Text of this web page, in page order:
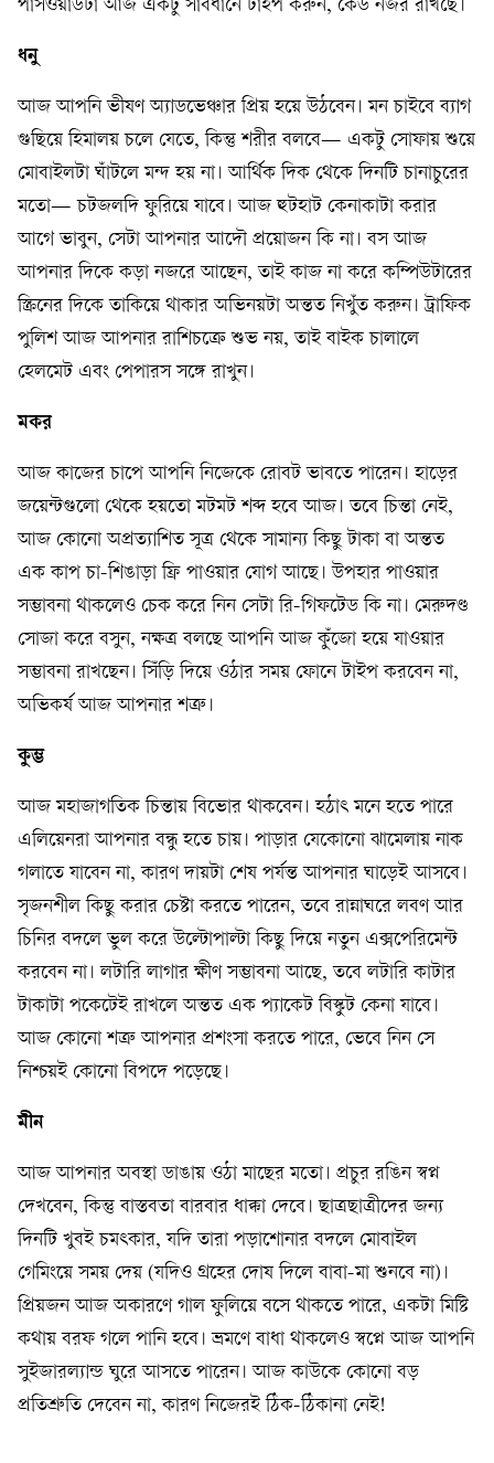
পাসওয়ার্ডটা আজ একটু সাবধানে টাইপ করুন, কেউ নজর রাখছে।
ধনু
আজ আপনি ভীষণ অ্যাডভেঞ্চার প্রিয় হয়ে উঠবেন। মন চাইবে ব্যাগ
গুছিয়ে হিমালয় চলে যেতে, কিন্তু শরীর বলবে— একটু সোফায় শুয়ে
মোবাইলটা ঘাঁটলে মন্দ হয় না। আর্থিক দিক থেকে দিনটি চানাচুরের
মতো— চটজলদি ফুরিয়ে যাবে। আজ হুটহাট কেনাকাটা করার
আগে ভাবুন, সেটা আপনার আদৌ প্রয়োজন কি না। বস আজ
আপনার দিকে কড়া নজরে আছেন, তাই কাজ না করে কম্পিউটারের
স্ক্রিনের দিকে তাকিয়ে থাকার অভিনয়টা অন্তত নিখুঁত করুন। ট্রাফিক
পুলিশ আজ আপনার রাশিচক্রে শুভ নয়, তাই বাইক চালালে
হেলমেট এবং পেপারস সঙ্গে রাখুন।
মকর
আজ কাজের চাপে আপনি নিজেকে রোবট ভাবতে পারেন। হাড়ের
জয়েন্টগুলো থেকে হয়তো মটমট শব্দ হবে আজ। তবে চিন্তা নেই,
আজ কোনো অপ্রত্যাশিত সূত্র থেকে সামান্য কিছু টাকা বা অন্তত
এক কাপ চা-শিঙাড়া ফ্রি পাওয়ার যোগ আছে। উপহার পাওয়ার
সম্ভাবনা থাকলেও চেক করে নিন সেটা রি-গিফটেড কি না। মেরুদণ্ড
সোজা করে বসুন, নক্ষত্র বলছে আপনি আজ কুঁজো হয়ে যাওয়ার
সম্ভাবনা রাখছেন। সিঁড়ি দিয়ে ওঠার সময় ফোনে টাইপ করবেন না,
অভিকর্ষ আজ আপনার শত্রু।
কুম্ভ
আজ মহাজাগতিক চিন্তায় বিভোর থাকবেন। হঠাৎ মনে হতে পারে
এলিয়েনরা আপনার বন্ধু হতে চায়। পাড়ার যেকোনো ঝামেলায় নাক
গলাতে যাবেন না, কারণ দায়টা শেষ পর্যন্ত আপনার ঘাড়েই আসবে।
সৃজনশীল কিছু করার চেষ্টা করতে পারেন, তবে রান্নাঘরে লবণ আর
চিনির বদলে ভুল করে উল্টোপাল্টা কিছু দিয়ে নতুন এক্সপেরিমেন্ট
করবেন না। লটারি লাগার ক্ষীণ সম্ভাবনা আছে, তবে লটারি কাটার
টাকাটা পকেটেই রাখলে অন্তত এক প্যাকেট বিস্কুট কেনা যাবে।
আজ কোনো শত্রু আপনার প্রশংসা করতে পারে, ভেবে নিন সে
নিশ্চয়ই কোনো বিপদে পড়েছে।
মীন
আজ আপনার অবস্থা ডাঙায় ওঠা মাছের মতো। প্রচুর রঙিন স্বপ্ন
দেখবেন, কিন্তু বাস্তবতা বারবার ধাক্কা দেবে। ছাত্রছাত্রীদের জন্য
দিনটি খুবই চমৎকার, যদি তারা পড়াশোনার বদলে মোবাইল
গেমিংয়ে সময় দেয় (যদিও গ্রহের দোষ দিলে বাবা-মা শুনবে না)।
প্রিয়জন আজ অকারণে গাল ফুলিয়ে বসে থাকতে পারে, একটা মিষ্টি
কথায় বরফ গলে পানি হবে। ভ্রমণে বাধা থাকলেও স্বপ্নে আজ আপনি
সুইজারল্যান্ড ঘুরে আসতে পারেন। আজ কাউকে কোনো বড়
প্রতিশ্রুতি দেবেন না, কারণ নিজেরই ঠিক-ঠিকানা নেই!